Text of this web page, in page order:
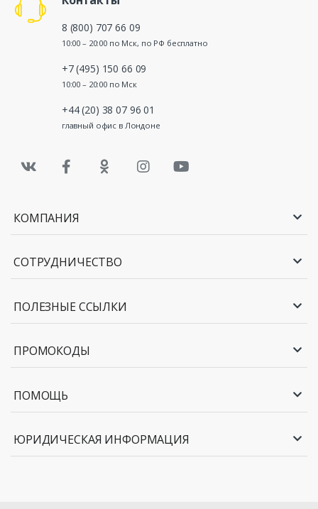
8 (800) 707 66 09
10:00 – 20:00 по Мск, по РФ бесплатно
+7 (495) 150 66 09
10:00 – 20:00 по Мск
+44 (20) 38 07 96 01
главный офис в Лондоне
КОМПАНИЯ
СОТРУДНИЧЕСТВО
ПОЛЕЗНЫЕ ССЫЛКИ
ПРОМОКОДЫ
ПОМОЩЬ
ЮРИДИЧЕСКАЯ ИНФОРМАЦИЯ